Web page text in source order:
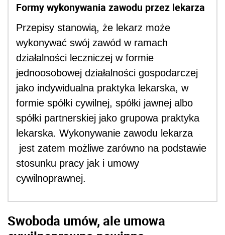
Formy wykonywania zawodu przez lekarza
Przepisy stanowią, że lekarz może
wykonywać swój zawód w ramach
działalności leczniczej w formie
jednoosobowej działalności gospodarczej
jako indywidualna praktyka lekarska, w
formie spółki cywilnej, spółki jawnej albo
spółki partnerskiej jako grupowa praktyka
lekarska. Wykonywanie zawodu lekarza
jest zatem możliwe zarówno na podstawie
stosunku pracy jak i umowy
cywilnoprawnej.
Swoboda umów, ale umowa